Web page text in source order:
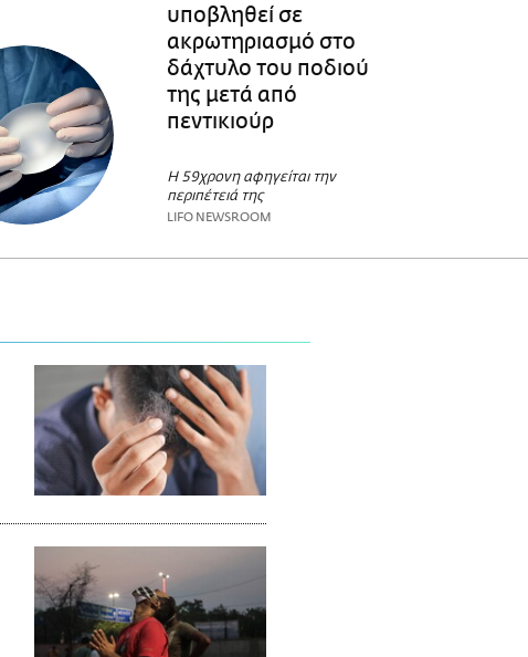
υποβληθεί σε
ακρωτηριασμό στο
δάχτυλο του ποδιού
της μετά από
πεντικιούρ
H 59χρονη αφηγείται την
περιπέτειά της
LIFO NEWSROOM